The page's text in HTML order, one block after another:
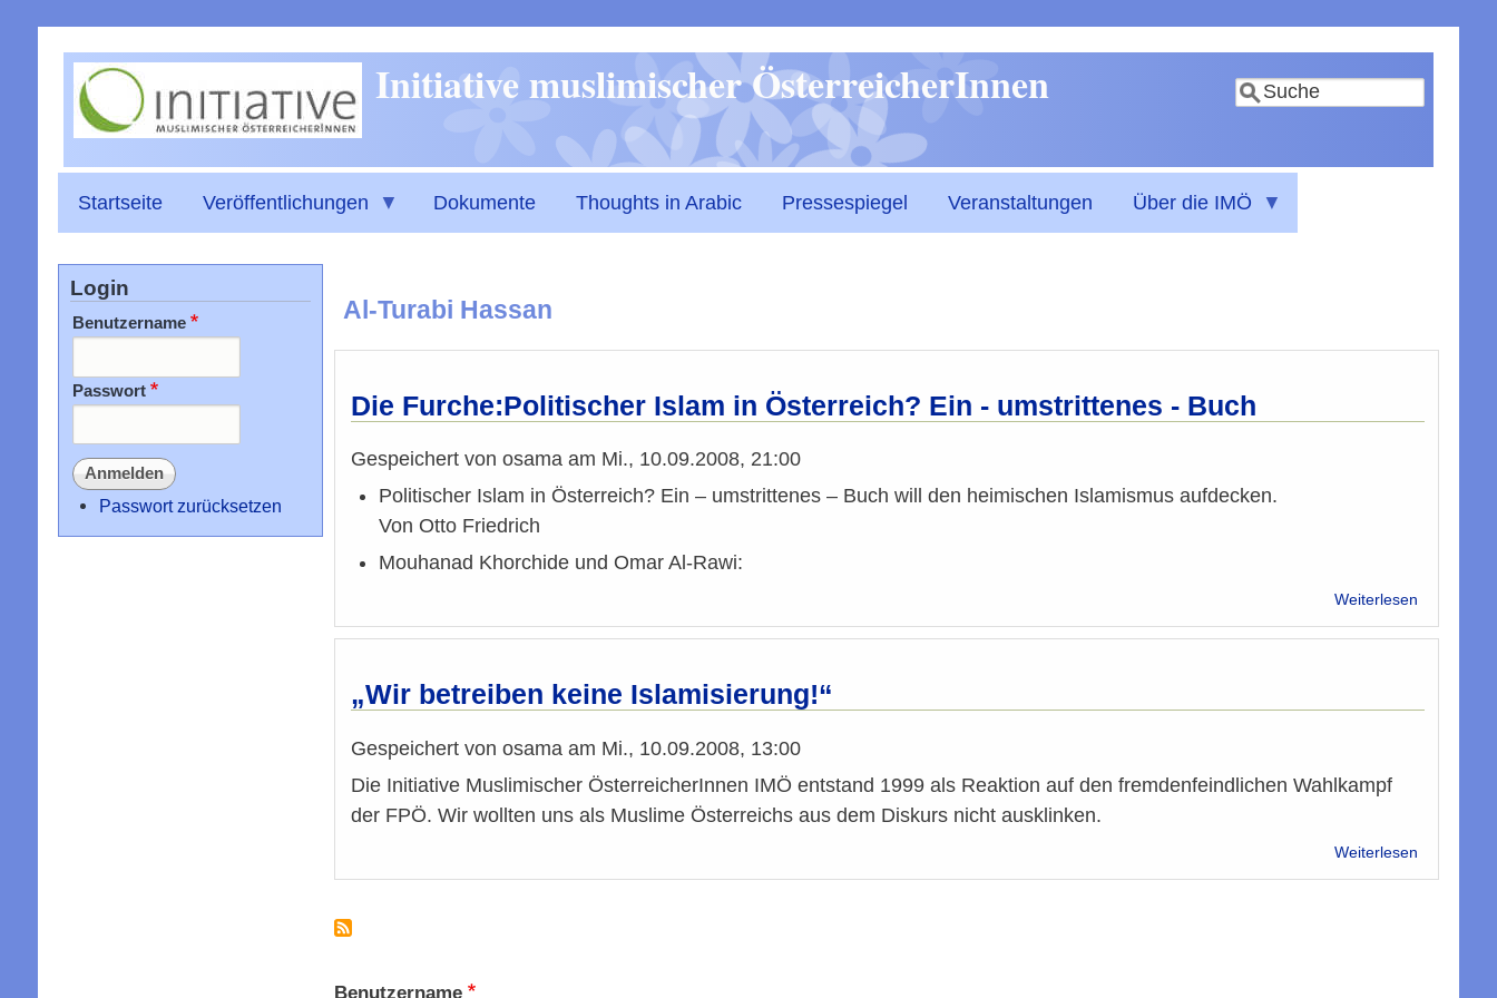
zum
Inhalt
Suche
Initiative muslimischer ÖsterreicherInnen
Startseite Veröffentlichungen Dokumente Thoughts in Arabic Pressespiegel Veranstaltungen Über die IMÖ
Al-Turabi Hassan
Die Furche:Politischer Islam in Österreich? Ein - umstrittenes - Buch
Gespeichert von osamaam Mi., 10.09.2008, 21:00
Politischer Islam in Österreich? Ein – umstrittenes – Buch will den heimischen Islamismus aufdecken.
Von Otto Friedrich
Mouhanad Khorchide und Omar Al-Rawi:
Weiterlesen
„Wir betreiben keine Islamisierung!“
Gespeichert von osamaam Mi., 10.09.2008, 13:00
Die Initiative Muslimischer ÖsterreicherInnen IMÖ entstand 1999 als Reaktion auf den fremdenfeindlichen Wahlkampf
der FPÖ. Wir wollten uns als Muslime Österreichs aus dem Diskurs nicht ausklinken.
Weiterlesen
Benutzername
Login
Benutzername
Passwort
Passwort zurücksetzen